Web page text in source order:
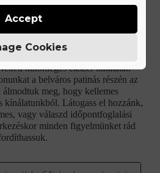
el üzletünkbe!
különleges ékszer kínálatát.
a belváros patinás részén az
meg, hogy kellemes
kínálatunkból. Látogass el hozzánk,
vagy válaszd időpontfoglalási
minden figyelmünket rád
Cookies
Accept